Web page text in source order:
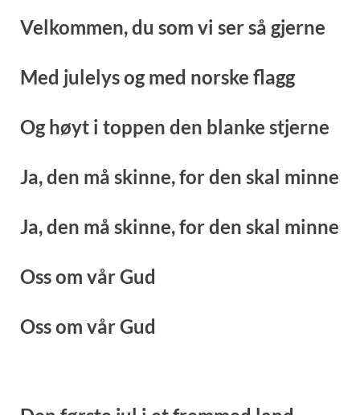
Velkommen, du som vi ser så gjerne
Med julelys og med norske flagg
Og høyt i toppen den blanke stjerne
Ja, den må skinne, for den skal minne
Ja, den må skinne, for den skal minne
Oss om vår Gud
Oss om vår Gud